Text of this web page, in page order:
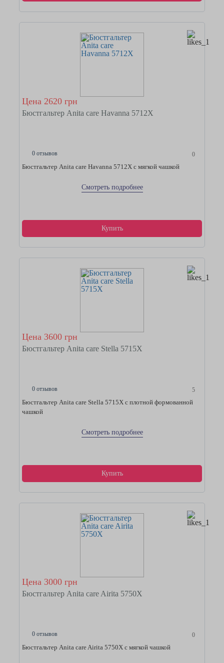
Цена 2620 грн
Бюстгальтер Anita care Havanna 5712Х
0 отзывов 0
Бюстгальтер Anita care Havanna 5712Х с мягкой чашкой
Смотреть подробнее
Купить
Цена 3600 грн
Бюстгальтер Anita care Stella 5715Х
0 отзывов 5
Бюстгальтер Anita care Stella 5715Х с плотной формованной
чашкой
Смотреть подробнее
Купить
Цена 3000 грн
Бюстгальтер Anita care Airita 5750Х
0 отзывов 0
Бюстгальтер Anita care Airita 5750Х с мягкой чашкой